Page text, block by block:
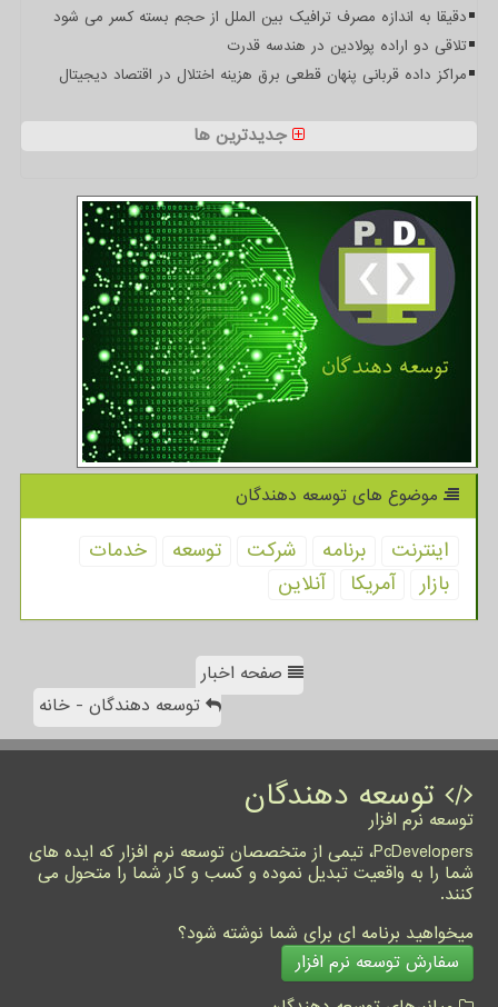
دقیقا به اندازه مصرف ترافیک بین الملل از حجم بسته کسر می شود
تلاقی دو اراده پولادین در هندسه قدرت
مراکز داده قربانی پنهان قطعی برق هزینه اختلال در اقتصاد دیجیتال
جدیدترین ها
موضوع های توسعه دهندگان
اینترنت برنامه شركت توسعه
خدمات
بازار
آمریكا آنلاین
صفحه اخبار
توسعه دهندگان - خانه
توسعه دهندگان
توسعه نرم افزار
PcDevelopers، تیمی از متخصصان توسعه نرم افزار که ایده های
شما را به واقعیت تبدیل نموده و کسب و کار شما را متحول می
کنند.
میخواهید برنامه ای برای شما نوشته شود؟
سفارش توسعه نرم افزار